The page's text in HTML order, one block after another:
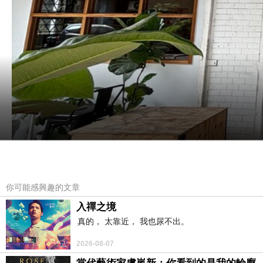
你可能感興趣的文章
入禪之境
真的， 太靠近， 我也尿不出。
2026-08-07